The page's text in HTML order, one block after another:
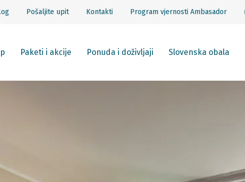
Pošaljite upit Kontakti Program vjernosti Ambasador
Paketi i akcije Ponuda i doživljaji Slovenska obala